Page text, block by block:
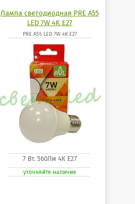
Лампа светодиодная PRE A55
LED 7W 4K E27
PRE A55 LED 7W 4K E27
7 Вт. 560Лм 4К Е27
уточняйте наличие